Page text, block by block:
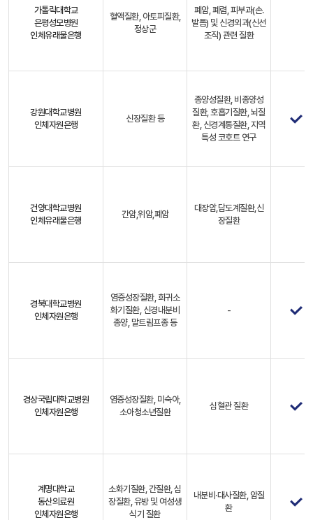
가톨릭대학교
은평성모병원
인체유래물은행
혈액질환, 아토피질환,
정상군
폐암, 폐렴, 피부과(손.
발톱) 및 신경외과(신선
조직) 관련 질환
강원대학교병원
인체자원은행
신장질환 등
종양성질환, 비종양성
질환, 호흡기질환, 뇌질
환, 신경계통질환, 지역
특성 코호트 연구
건양대학교병원
인체유래물은행
간암,위암,폐암
대장암,담도계질환,신
장질환
경북대학교병원
인체자원은행
염증성장질환, 희귀소
화기질환, 신경내분비
종양, 말트림프종 등
-
경상국립대학교병원
인체자원은행
염증성장질환, 미숙아,
소아청소년질환
심혈관 질환
계명대학교
동산의료원
인체자원은행
소화기질환, 간질환, 심
장질환, 유방 및 여성생
식기 질환
내분비·대사질환, 암질
환